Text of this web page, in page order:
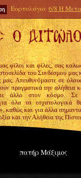
Εορτολόγιο: 6/8 Η
φίλοι και φίλες, σας
του Συνδέσμου μας
Απευθυνόμαστε σε
πραγματικά την αλήθεια
άλλο στον κόσμο.
όλα τα εσχατολογικά
και για άλλα
και την Αλήθεια της
πατήρ Μάξιμος